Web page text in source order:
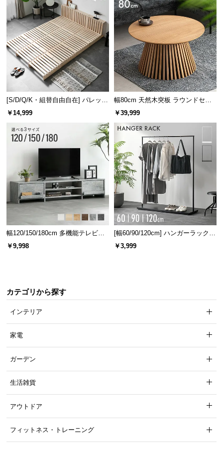
[S/D/Q/K・組替自由自在] パレット
ベッド 8/12/16枚セット
￥14,999
幅80cm 天然木突板 ラウンドセン
ターテーブル 美しい格子デザイン
￥39,999
幅120/150/180cm 多機能テレビボ
ード 木目/石目調 オープン収納・
￥9,998
[幅60/90/120cm] ハンガーラック
スチール 4段階高さ調節 サイドフ
￥3,999
カテゴリから探す
インテリア
家電
ガーデン
生活雑貨
アウトドア
フィットネス・トレーニング